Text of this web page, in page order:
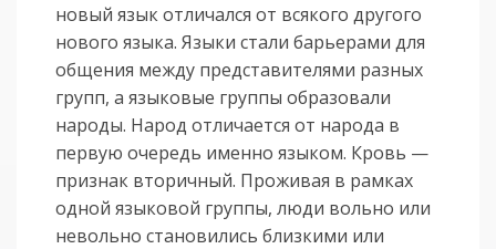
новый язык отличался от всякого другого
нового языка. Языки стали барьерами для
общения между представителями разных
групп, а языковые группы образовали
народы. Народ отличается от народа в
первую очередь именно языком. Кровь —
признак вторичный. Проживая в рамках
одной языковой группы, люди вольно или
невольно становились близкими или